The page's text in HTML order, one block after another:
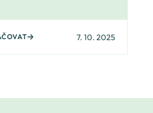
7. 10. 2025